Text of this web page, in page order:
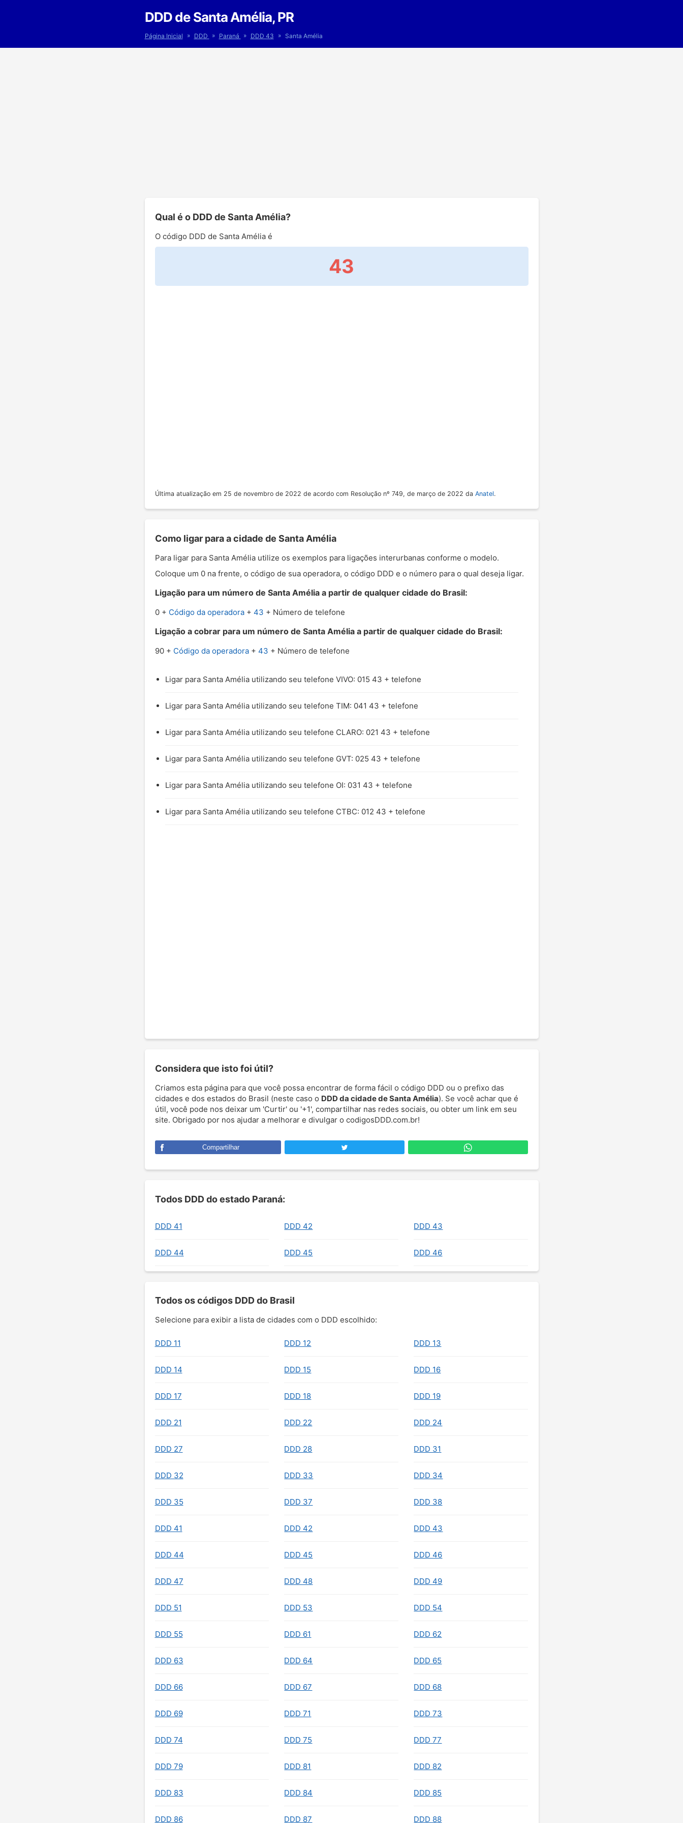
DDD de Santa Amélia, PR
Página Inicial » DDD » Paraná » DDD 43 » Santa Amélia
Qual é o DDD de Santa Amélia?
O código DDD de Santa Amélia é
43
Última atualização em 25 de novembro de 2022 de acordo com Resolução nº 749, de março de 2022 da Anatel.
Como ligar para a cidade de Santa Amélia
Para ligar para Santa Amélia utilize os exemplos para ligações interurbanas conforme o modelo.
Coloque um 0 na frente, o código de sua operadora, o código DDD e o número para o qual deseja ligar.
Ligação para um número de Santa Amélia a partir de qualquer cidade do Brasil:
0 + Código da operadora+ 43 + Número de telefone
Ligação a cobrar para um número de Santa Amélia a partir de qualquer cidade do Brasil:
90 + Código da operadora+ 43 + Número de telefone
Ligar para Santa Amélia utilizando seu telefone VIVO: 015 43 + telefone
Ligar para Santa Amélia utilizando seu telefone TIM: 041 43 + telefone
Ligar para Santa Amélia utilizando seu telefone CLARO: 021 43 + telefone
Ligar para Santa Amélia utilizando seu telefone GVT: 025 43 + telefone
Ligar para Santa Amélia utilizando seu telefone OI: 031 43 + telefone
Ligar para Santa Amélia utilizando seu telefone CTBC: 012 43 + telefone
Considera que isto foi útil?
Criamos esta página para que você possa encontrar de forma fácil o código DDD ou o prefixo das
cidades e dos estados do Brasil (neste caso o DDD da cidade de Santa Amélia). Se você achar que é
útil, você pode nos deixar um 'Curtir' ou '+1', compartilhar nas redes sociais, ou obter um link em seu
site. Obrigado por nos ajudar a melhorar e divulgar o codigosDDD.com.br!
Compartilhar
Todos DDD do estado Paraná:
DDD 41 DDD 42 DDD 43
DDD 44 DDD 45 DDD 46
Todos os códigos DDD do Brasil
Selecione para exibir a lista de cidades com o DDD escolhido:
DDD 11 DDD 12 DDD 13
DDD 14 DDD 15 DDD 16
DDD 17 DDD 18 DDD 19
DDD 21 DDD 22 DDD 24
DDD 27 DDD 28 DDD 31
DDD 32 DDD 33 DDD 34
DDD 35 DDD 37 DDD 38
DDD 41 DDD 42 DDD 43
DDD 44 DDD 45 DDD 46
DDD 47 DDD 48 DDD 49
DDD 51 DDD 53 DDD 54
DDD 55 DDD 61 DDD 62
DDD 63 DDD 64 DDD 65
DDD 66 DDD 67 DDD 68
DDD 69 DDD 71 DDD 73
DDD 74 DDD 75 DDD 77
DDD 79 DDD 81 DDD 82
DDD 83 DDD 84 DDD 85
DDD 86 DDD 87 DDD 88